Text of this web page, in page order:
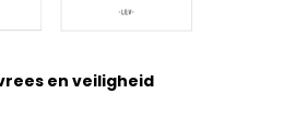
en veiligheid